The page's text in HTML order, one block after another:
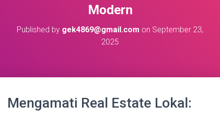
Modern
Published by gek4869@gmail.com on September 23,
2025
Mengamati Real Estate Lokal: